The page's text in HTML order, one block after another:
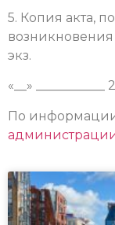
5. Копия акта,
возникновения
экз.
«__» ___________
По